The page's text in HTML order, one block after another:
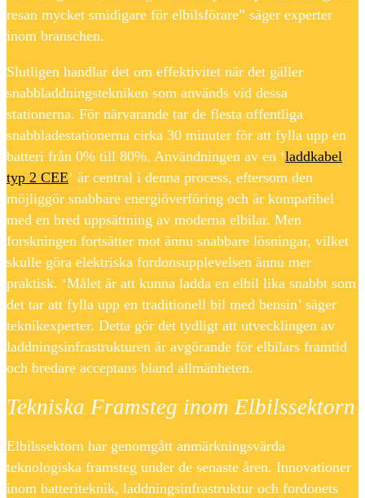
resan mycket smidigare för elbilsförare” säger experter
inom branschen.
Slutligen handlar det om effektivitet när det gäller
snabbladdningstekniken som används vid dessa
stationerna. För närvarande tar de flesta offentliga
snabbladestationerna cirka 30 minuter för att fylla upp en
batteri från 0% till 80%. Användningen av en ‘laddkabel
typ 2 CEE‘ är central i denna process, eftersom den
möjliggör snabbare energiöverföring och är kompatibel
med en bred uppsättning av moderna elbilar. Men
forskningen fortsätter mot ännu snabbare lösningar, vilket
skulle göra elektriska fordonsupplevelsen ännu mer
praktisk. ‘Målet är att kunna ladda en elbil lika snabbt som
det tar att fylla upp en traditionell bil med bensin’ säger
teknikexperter. Detta gör det tydligt att utvecklingen av
laddningsinfrastrukturen är avgörande för elbilars framtid
och bredare acceptans bland allmänheten.
Tekniska Framsteg inom Elbilssektorn
Elbilssektorn har genomgått anmärkningsvärda
teknologiska framsteg under de senaste åren. Innovationer
inom batteriteknik, laddningsinfrastruktur och fordonets